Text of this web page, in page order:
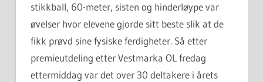
stikkball, 60-meter, sisten og hinderløype var
øvelser hvor elevene gjorde sitt beste slik at de
fikk prøvd sine fysiske ferdigheter. Så etter
premieutdeling etter Vestmarka OL fredag
ettermiddag var det over 30 deltakere i årets